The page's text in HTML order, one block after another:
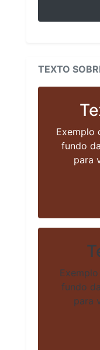
TEXTO
Exemplo
fundo
para
fundo
para